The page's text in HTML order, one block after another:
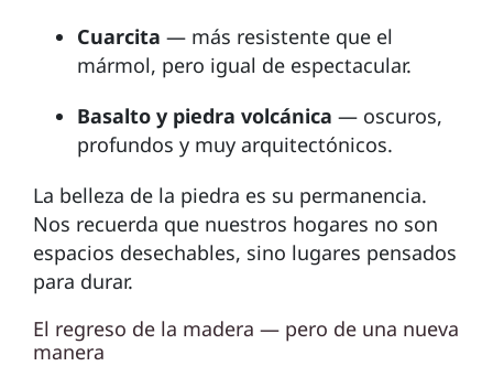
Cuarcita — más resistente que el
mármol, pero igual de espectacular.
Basalto y piedra volcánica — oscuros,
profundos y muy arquitectónicos.
La belleza de la piedra es su permanencia.
Nos recuerda que nuestros hogares no son
espacios desechables, sino lugares pensados
para durar.
El regreso de la madera — pero de una nueva
manera